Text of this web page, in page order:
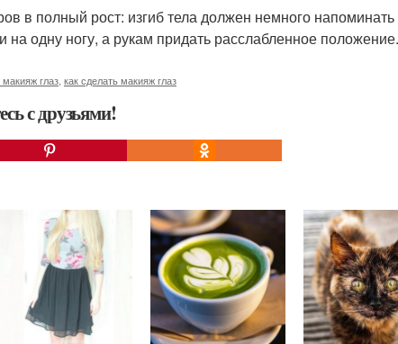
в полный рост: изгиб тела должен немного напоминать
на одну ногу, а рукам придать расслабленное
глаз как сделать макияж глаз
с друзьями!